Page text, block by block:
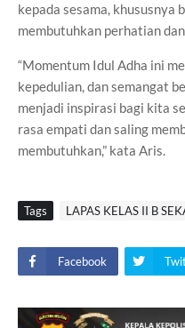
kepada sesama, khususnya
membutuhkan perhatian
“Momentum Idul Adha ini
kepedulian, dan semangat
menjadi inspirasi bagi kita
rasa empati dan saling
membutuhkan,” kata Aris.
Tags LAPAS KELAS II B
Facebook